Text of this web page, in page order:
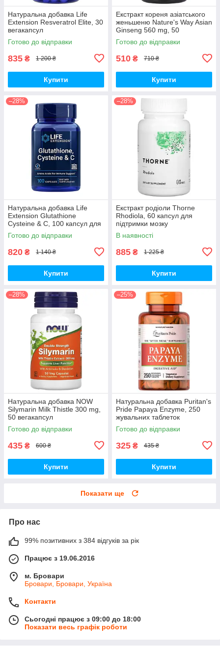
Натуральна добавка Life
Extension Resveratrol Elite, 30
вегакапсул
Готово до відправки
835 ₴ 1 200 ₴
Купити
Екстракт кореня азіатського
женьшеню Nature's Way Asian
Ginseng 560 mg, 50
вегакапсул для підвищення
життєвого тонусу
Готово до відправки
510 ₴ 710 ₴
Купити
–28%
Натуральна добавка Life
Extension Glutathione
Cysteine & C, 100 капсул для
підтримки імунної системи
Готово до відправки
820 ₴ 1 140 ₴
Купити
–28%
Екстракт родіоли Thorne
Rhodiola, 60 капсул для
підтримки мозку
В наявності
885 ₴ 1 225 ₴
Купити
–28%
Натуральна добавка NOW
Silymarin Milk Thistle 300 mg,
50 вегакапсул
Готово до відправки
435 ₴ 600 ₴
Купити
–25%
Натуральна добавка Puritan's
Pride Papaya Enzyme, 250
жувальних таблеток
Готово до відправки
325 ₴ 435 ₴
Купити
Показати ще
Про нас
99% позитивних з 384 відгуків за рік
Працює з 19.06.2016
м. Бровари
Бровари, Бровари, Україна
Контакти
Сьогодні працює з 09:00 до 18:00
Показати весь графік роботи